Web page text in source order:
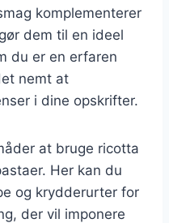
komplementerer
dem til en ideel
du er en erfaren
nemt at
i dine opskrifter.
at bruge ricotta
Her kan du
og krydderurter for
der vil imponere